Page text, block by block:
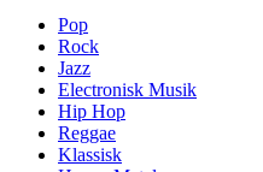
Pop
Rock
Jazz
Electronisk Musik
Hip Hop
Reggae
Klassisk